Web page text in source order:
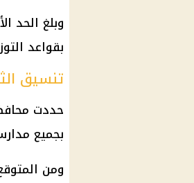
بقواعد
تنسيق
حددت
بجميع
ومن